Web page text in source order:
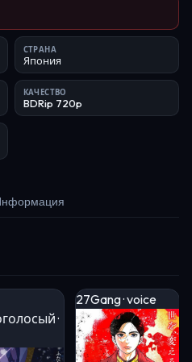
СТРАНА
Япония
КАЧЕСТВО
BDRip 720p
·
27Gang · voice